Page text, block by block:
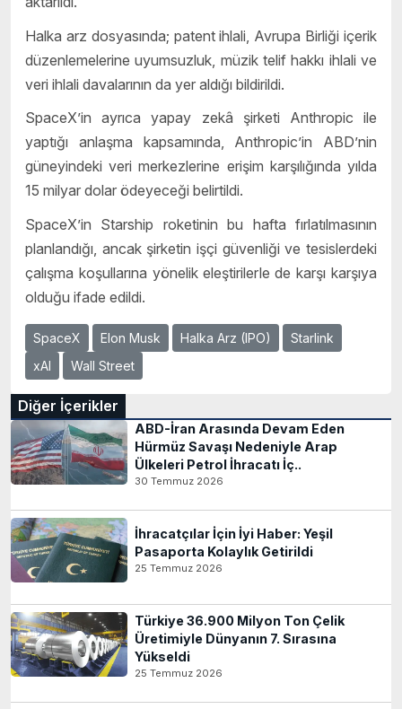
Halka arz dosyasında; patent ihlali, Avrupa Birliği içerik
düzenlemelerine uyumsuzluk, müzik telif hakkı ihlali ve
veri ihlali davalarının da yer aldığı bildirildi.
SpaceX’in ayrıca yapay zekâ şirketi Anthropic ile
yaptığı anlaşma kapsamında, Anthropic’in ABD’nin
güneyindeki veri merkezlerine erişim karşılığında yılda
15 milyar dolar ödeyeceği belirtildi.
SpaceX’in Starship roketinin bu hafta fırlatılmasının
planlandığı, ancak şirketin işçi güvenliği ve tesislerdeki
çalışma koşullarına yönelik eleştirilerle de karşı karşıya
olduğu ifade edildi.
SpaceX Elon Musk Halka Arz (IPO)
Starlink
xAI
Wall Street
Diğer İçerikler
ABD-İran Arasında Devam Eden
Hürmüz Savaşı Nedeniyle Arap
Ülkeleri Petrol İhracatı İç..
30 Temmuz 2026
İhracatçılar İçin İyi Haber: Yeşil
Pasaporta Kolaylık Getirildi
25 Temmuz 2026
Türkiye 36.900 Milyon Ton Çelik
Üretimiyle Dünyanın 7. Sırasına
Yükseldi
25 Temmuz 2026